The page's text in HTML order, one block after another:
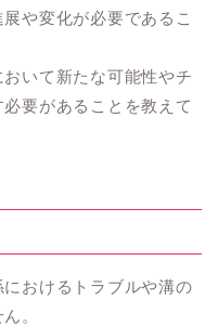
や変化が必要であるこ
いて新たな可能性やチ
要があることを教えて
おけるトラブルや溝の
。